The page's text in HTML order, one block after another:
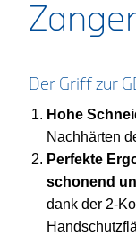
Der Griff zur
Hohe
Nachhärten
Perfekte
schonend
dank der 2-